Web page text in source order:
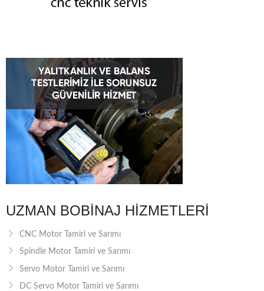
UZMAN BOBINAJ HIZMETLERI
CNC Motor Tamiri ve Sarımı
Spindle Motor Tamiri ve Sarımı
Servo Motor Tamiri ve Sarımı
DC Servo Motor Tamiri ve Sarımı